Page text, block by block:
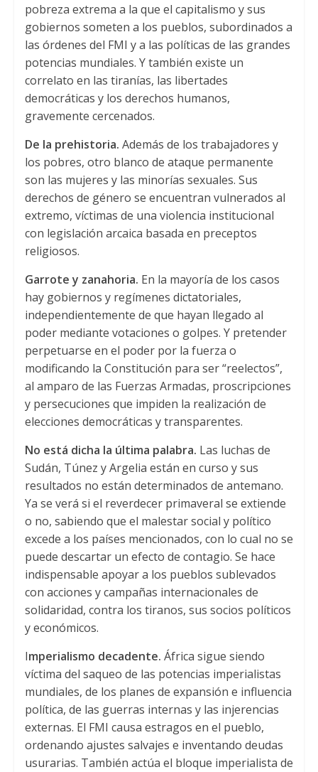
pobreza extrema a la que el capitalismo y sus
gobiernos someten a los pueblos, subordinados a
las órdenes del FMI y a las políticas de las grandes
potencias mundiales. Y también existe un
correlato en las tiranías, las libertades
democráticas y los derechos humanos,
gravemente cercenados.
De la prehistoria. Además de los trabajadores y
los pobres, otro blanco de ataque permanente
son las mujeres y las minorías sexuales. Sus
derechos de género se encuentran vulnerados al
extremo, víctimas de una violencia institucional
con legislación arcaica basada en preceptos
religiosos.
Garrote y zanahoria. En la mayoría de los casos
hay gobiernos y regímenes dictatoriales,
independientemente de que hayan llegado al
poder mediante votaciones o golpes. Y pretender
perpetuarse en el poder por la fuerza o
modificando la Constitución para ser “reelectos”,
al amparo de las Fuerzas Armadas, proscripciones
y persecuciones que impiden la realización de
elecciones democráticas y transparentes.
No está dicha la última palabra. Las luchas de
Sudán, Túnez y Argelia están en curso y sus
resultados no están determinados de antemano.
Ya se verá si el reverdecer primaveral se extiende
o no, sabiendo que el malestar social y político
excede a los países mencionados, con lo cual no se
puede descartar un efecto de contagio. Se hace
indispensable apoyar a los pueblos sublevados
con acciones y campañas internacionales de
solidaridad, contra los tiranos, sus socios políticos
y económicos.
Imperialismo decadente. África sigue siendo
víctima del saqueo de las potencias imperialistas
mundiales, de los planes de expansión e influencia
política, de las guerras internas y las injerencias
externas. El FMI causa estragos en el pueblo,
ordenando ajustes salvajes e inventando deudas
usurarias. También actúa el bloque imperialista de